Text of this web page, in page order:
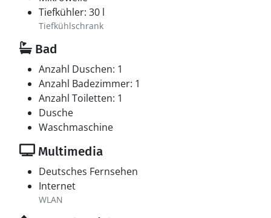
Tiefkühler: 30 l
Tiefkühlschrank
Bad
Anzahl Duschen: 1
Anzahl Badezimmer: 1
Anzahl Toiletten: 1
Dusche
Waschmaschine
Multimedia
Deutsches Fernsehen
Internet
WLAN